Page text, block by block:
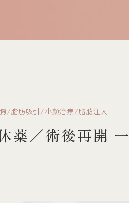
/脂肪吸引/小顔治療/脂肪注入
薬／術後再開